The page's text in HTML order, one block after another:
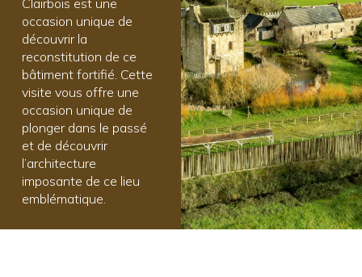
occasion unique de
découvrir la
reconstitution de ce
bâtiment fortifié. Cette
visite vous offre une
occasion unique de
plonger dans le passé
et de découvrir
l’architecture
imposante de ce lieu
emblématique.